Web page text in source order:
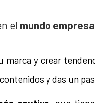
el mundo
marca y crear
y das un